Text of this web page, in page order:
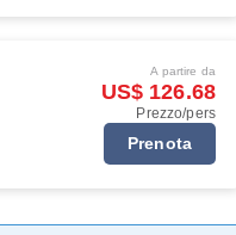
A partire da
US$ 126.68
Prezzo/pers
Prenota